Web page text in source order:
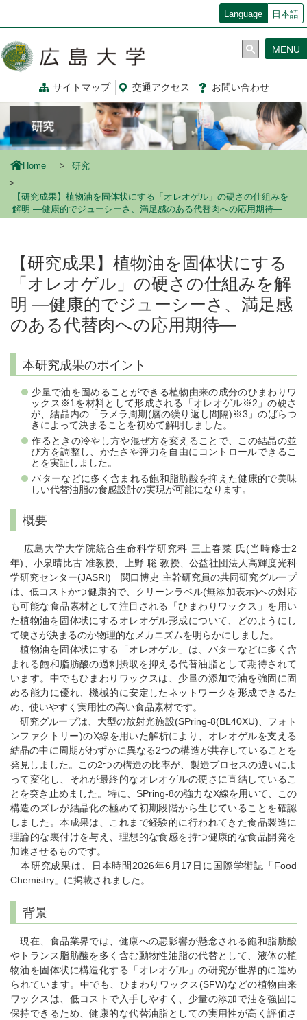
コ
ン
に
移
動
Language 日本語
サイトマップ 交通アクセス お問い合わせ
MENU
Home 研究
【研究成果】植物油を固体状にする「オレオゲル」の硬さの仕組みを
解明 ―健康的でジューシーさ、満足感のある代替肉への応用期待―
【研究成果】植物油を固体状にする
「オレオゲル」の硬さの仕組みを解
明 ―健康的でジューシーさ、満足感
のある代替肉への応用期待―
本研究成果のポイント
少量で油を固めることができる植物由来の成分のひまわりワ
ックス※1を材料として形成される「オレオゲル※2」の硬さ
が、結晶内の「ラメラ周期(層の繰り返し間隔)※3」のばらつ
きによって決まることを初めて解明しました。
作るときの冷やし方や混ぜ方を変えることで、この結晶の並
び方を調整し、かたさや弾力を自由にコントロールできるこ
とを実証しました。
バターなどに多く含まれる飽和脂肪酸を抑えた健康的で美味
しい代替油脂の食感設計の実現が可能になります。
概要
広島大学大学院統合生命科学研究科 三上春菜 氏(当時修士2
年)、小泉晴比古 准教授、上野 聡 教授、公益社団法人高輝度光科
学研究センター(JASRI) 関口博史 主幹研究員の共同研究グループ
は、低コストかつ健康的で、クリーンラベル(無添加表示)への対応
も可能な食品素材として注目される「ひまわりワックス」を用い
た植物油を固体状にするオレオゲル形成について、どのようにし
て硬さが決まるのか物理的なメカニズムを明らかにしました。
植物油を固体状にする「オレオゲル」は、バターなどに多く含
まれる飽和脂肪酸の過剰摂取を抑える代替油脂として期待されて
います。中でもひまわりワックスは、少量の添加で油を強固に固
める能力に優れ、機械的に安定したネットワークを形成できるた
め、使いやすく実用性の高い食品素材です。
研究グループは、大型の放射光施設(SPring-8(BL40XU)、フォト
ンファクトリー)のX線を用いた解析により、オレオゲルを支える
結晶の中に周期がわずかに異なる2つの構造が共存していることを
発見しました。この2つの構造の比率が、製造プロセスの違いによ
って変化し、それが最終的なオレオゲルの硬さに直結しているこ
とを突き止めました。特に、SPring-8の強力なX線を用いて、この
構造のズレが結晶化の極めて初期段階から生じていることを確認
しました。本成果は、これまで経験的に行われてきた食品製造に
理論的な裏付けを与え、理想的な食感を持つ健康的な食品開発を
加速させるものです。
本研究成果は、日本時間2026年6月17日に国際学術誌「Food
Chemistry」に掲載されました。
背景
現在、食品業界では、健康への悪影響が懸念される飽和脂肪酸
やトランス脂肪酸を多く含む動物性油脂の代替として、液体の植
物油を固体状に構造化する「オレオゲル」の研究が世界的に進め
られています。中でも、ひまわりワックス(SFW)などの植物由来
ワックスは、低コストで入手しやすく、少量の添加で油を強固に
保持できるため、健康的な代替油脂としての実用性が高く評価さ